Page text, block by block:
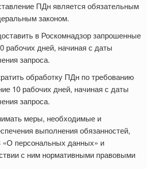
ПДн является обязательным
законом.
в Роскомнадзор запрошенные
рабочих дней, начиная с даты
запроса.
обработку ПДн по требованию
10 рабочих дней, начиная с даты
запроса.
меры, необходимые и
выполнения обязанностей,
персональных данных» и
с ним нормативными правовыми